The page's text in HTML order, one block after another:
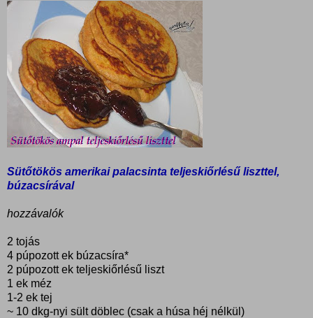
Sütőtökös amerikai palacsinta teljeskiőrlésű liszttel,
búzacsírával
hozzávalók
2 tojás
4 púpozott ek búzacsíra*
2 púpozott ek teljeskiőrlésű liszt
1 ek méz
1-2 ek tej
~ 10 dkg-nyi sült döblec (csak a húsa héj nélkül)